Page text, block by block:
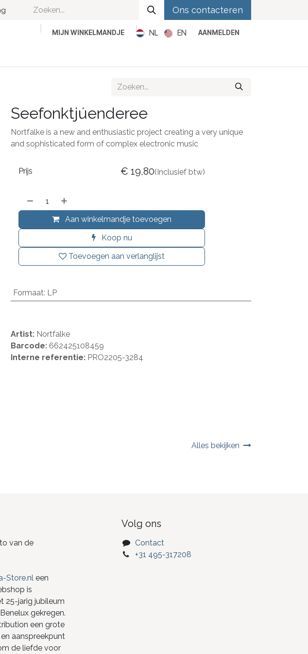
Ons contacteren
MIJN WINKELMANDJE NL EN AANMELDEN
Seefonktjúenderee
Nortfalke is a new and enthusiastic project creating a very unique
and sophisticated form of complex electronic music
Aan winkelmandje toevoegen
Koop nu
Toevoegen aan verlanglijst
Prijs € 19,80(Inclusief btw)
Formaat: LP
Artist: Nortfalke
Barcode: 662425108459
Interne referentie: PRO2205-3284
Alles bekijken
van de
Store.nleen
is
25-jarig jubileum
gekregen.
een grote
aanspreekpunt
de liefde voor
Volg ons
Contact
+31 495-317208